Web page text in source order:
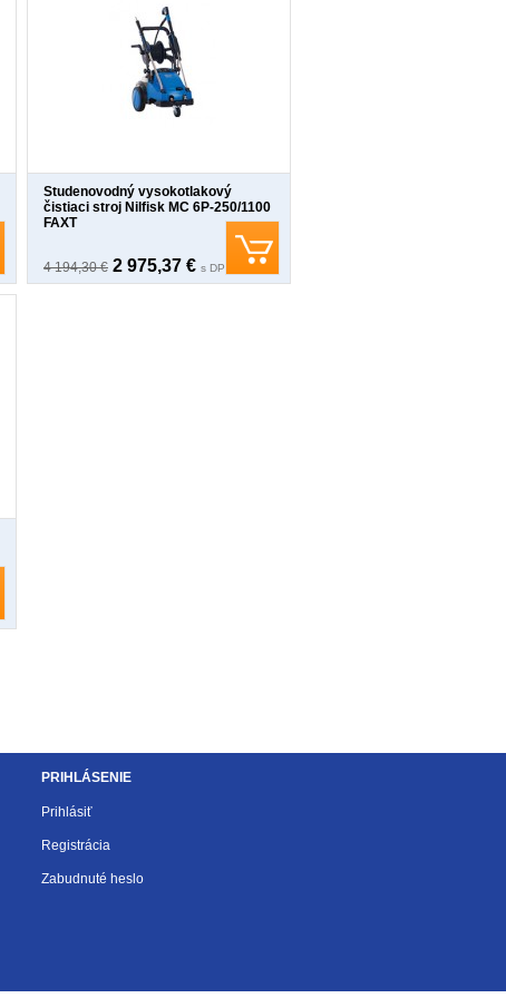
Studenovodný vysokotlakový
čistiaci stroj Nilfisk MC 6P-250/1100
FAXT
4 194,30 € 2 975,37 € s DPH
PRIHLÁSENIE
Prihlásiť
Registrácia
Zabudnuté heslo